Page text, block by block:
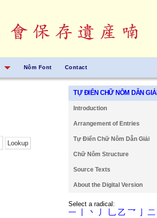
Nôm Font Contact
TỰ ĐIỂN CHỮ NÔM DẪN GIẢI
Introduction
Arrangement of Entries
Tự Điển Chữ Nôm Dẫn Giải
Chữ Nôm Structure
Source Texts
About the Digital Version
Select a radical:
一 丶 丿 乚 乙 乛 二